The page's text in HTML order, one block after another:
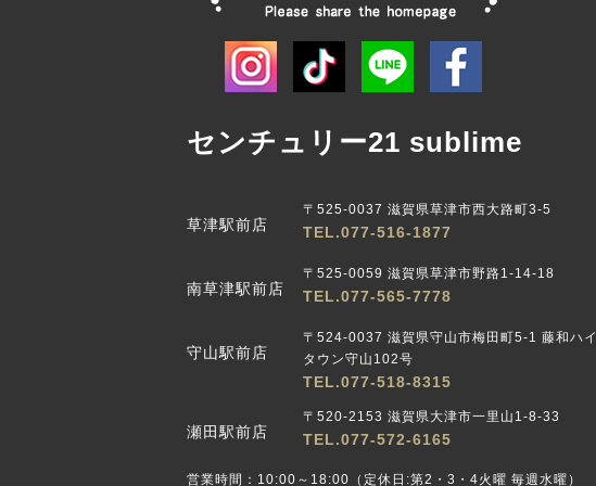
センチュリー21 sublime
草津駅前店
〒525-0037 滋賀県草津市西大路町3-5
TEL.077-516-1877
南草津駅前店
〒525-0059 滋賀県草津市野路1-14-18
TEL.077-565-7778
守山駅前店
〒524-0037 滋賀県守山市梅田町5-1 藤和ハイ
タウン守山102号
TEL.077-518-8315
瀬田駅前店
〒520-2153 滋賀県大津市一里山1-8-33
TEL.077-572-6165
営業時間：10:00～18:00（定休日:第2・3・4火曜 毎週水曜）